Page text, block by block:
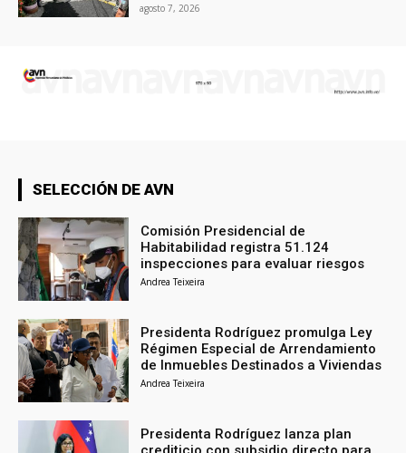
agosto 7, 2026
SELECCIÓN DE AVN
Comisión Presidencial de
Habitabilidad registra 51.124
inspecciones para evaluar riesgos
Andrea Teixeira
Presidenta Rodríguez promulga Ley
Régimen Especial de Arrendamiento
de Inmuebles Destinados a Viviendas
Andrea Teixeira
Presidenta Rodríguez lanza plan